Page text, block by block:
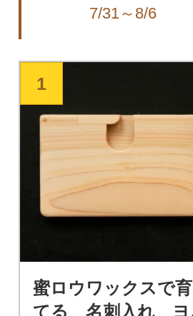
7/31～8/6
1
蜜ロウワックスで育
てる 名刺入れ ヨ